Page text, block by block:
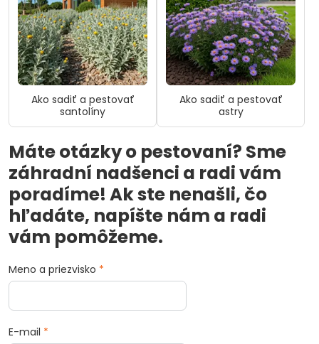
Ako sadiť a pestovať
santolíny
Ako sadiť a pestovať
astry
Máte otázky o pestovaní? Sme
záhradní nadšenci a radi vám
poradíme! Ak ste nenašli, čo
hľadáte, napíšte nám a radi
vám pomôžeme.
Meno a priezvisko *
E-mail *